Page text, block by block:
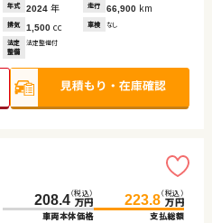
年式
2024 年 走行 66,900 km
排気 1,500 cc 車検 なし
法定
整備
法定整備付
208.4（税込）
万円
車両本体価格
223.8（税込）
万円
支払総額